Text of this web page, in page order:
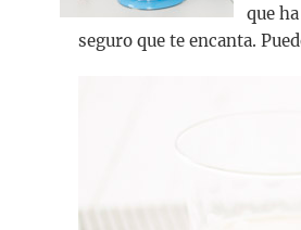
que
seguro que te encanta.